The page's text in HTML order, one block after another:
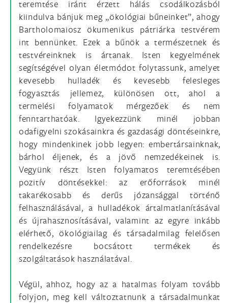
teremtése iránt érzett hálás csodálkozásból
kiindulva bánjuk meg „ökológiai bűneinket”, ahogy
Bartholomaiosz ökumenikus pátriárka testvérem
int bennünket. Ezek a bűnök a természetnek és
testvéreinknek is ártanak. Isten kegyelmének
segítségével olyan életmódot folytassunk, amelyet
kevesebb hulladék és kevesebb felesleges
fogyasztás jellemez, különösen ott, ahol a
termelési folyamatok mérgezőek és nem
fenntarthatóak. Igyekezzünk minél jobban
odafigyelni szokásainkra és gazdasági döntéseinkre,
hogy mindenkinek jobb legyen: embertársainknak,
bárhol éljenek, és a jövő nemzedékeinek is.
Vegyünk részt Isten folyamatos teremtésében
pozitív döntésekkel: az erőforrások minél
takarékosabb és derűs józansággal történő
felhasználásával, a hulladékok ártalmatlanításával
és újrahasznosításával, valamint az egyre inkább
elérhető, ökológiailag és társadalmilag felelősen
rendelkezésre bocsátott termékek és
szolgáltatások használatával.
Végül, ahhoz, hogy az a hatalmas folyam tovább
folyjon, meg kell változtatnunk a társadalmunkat